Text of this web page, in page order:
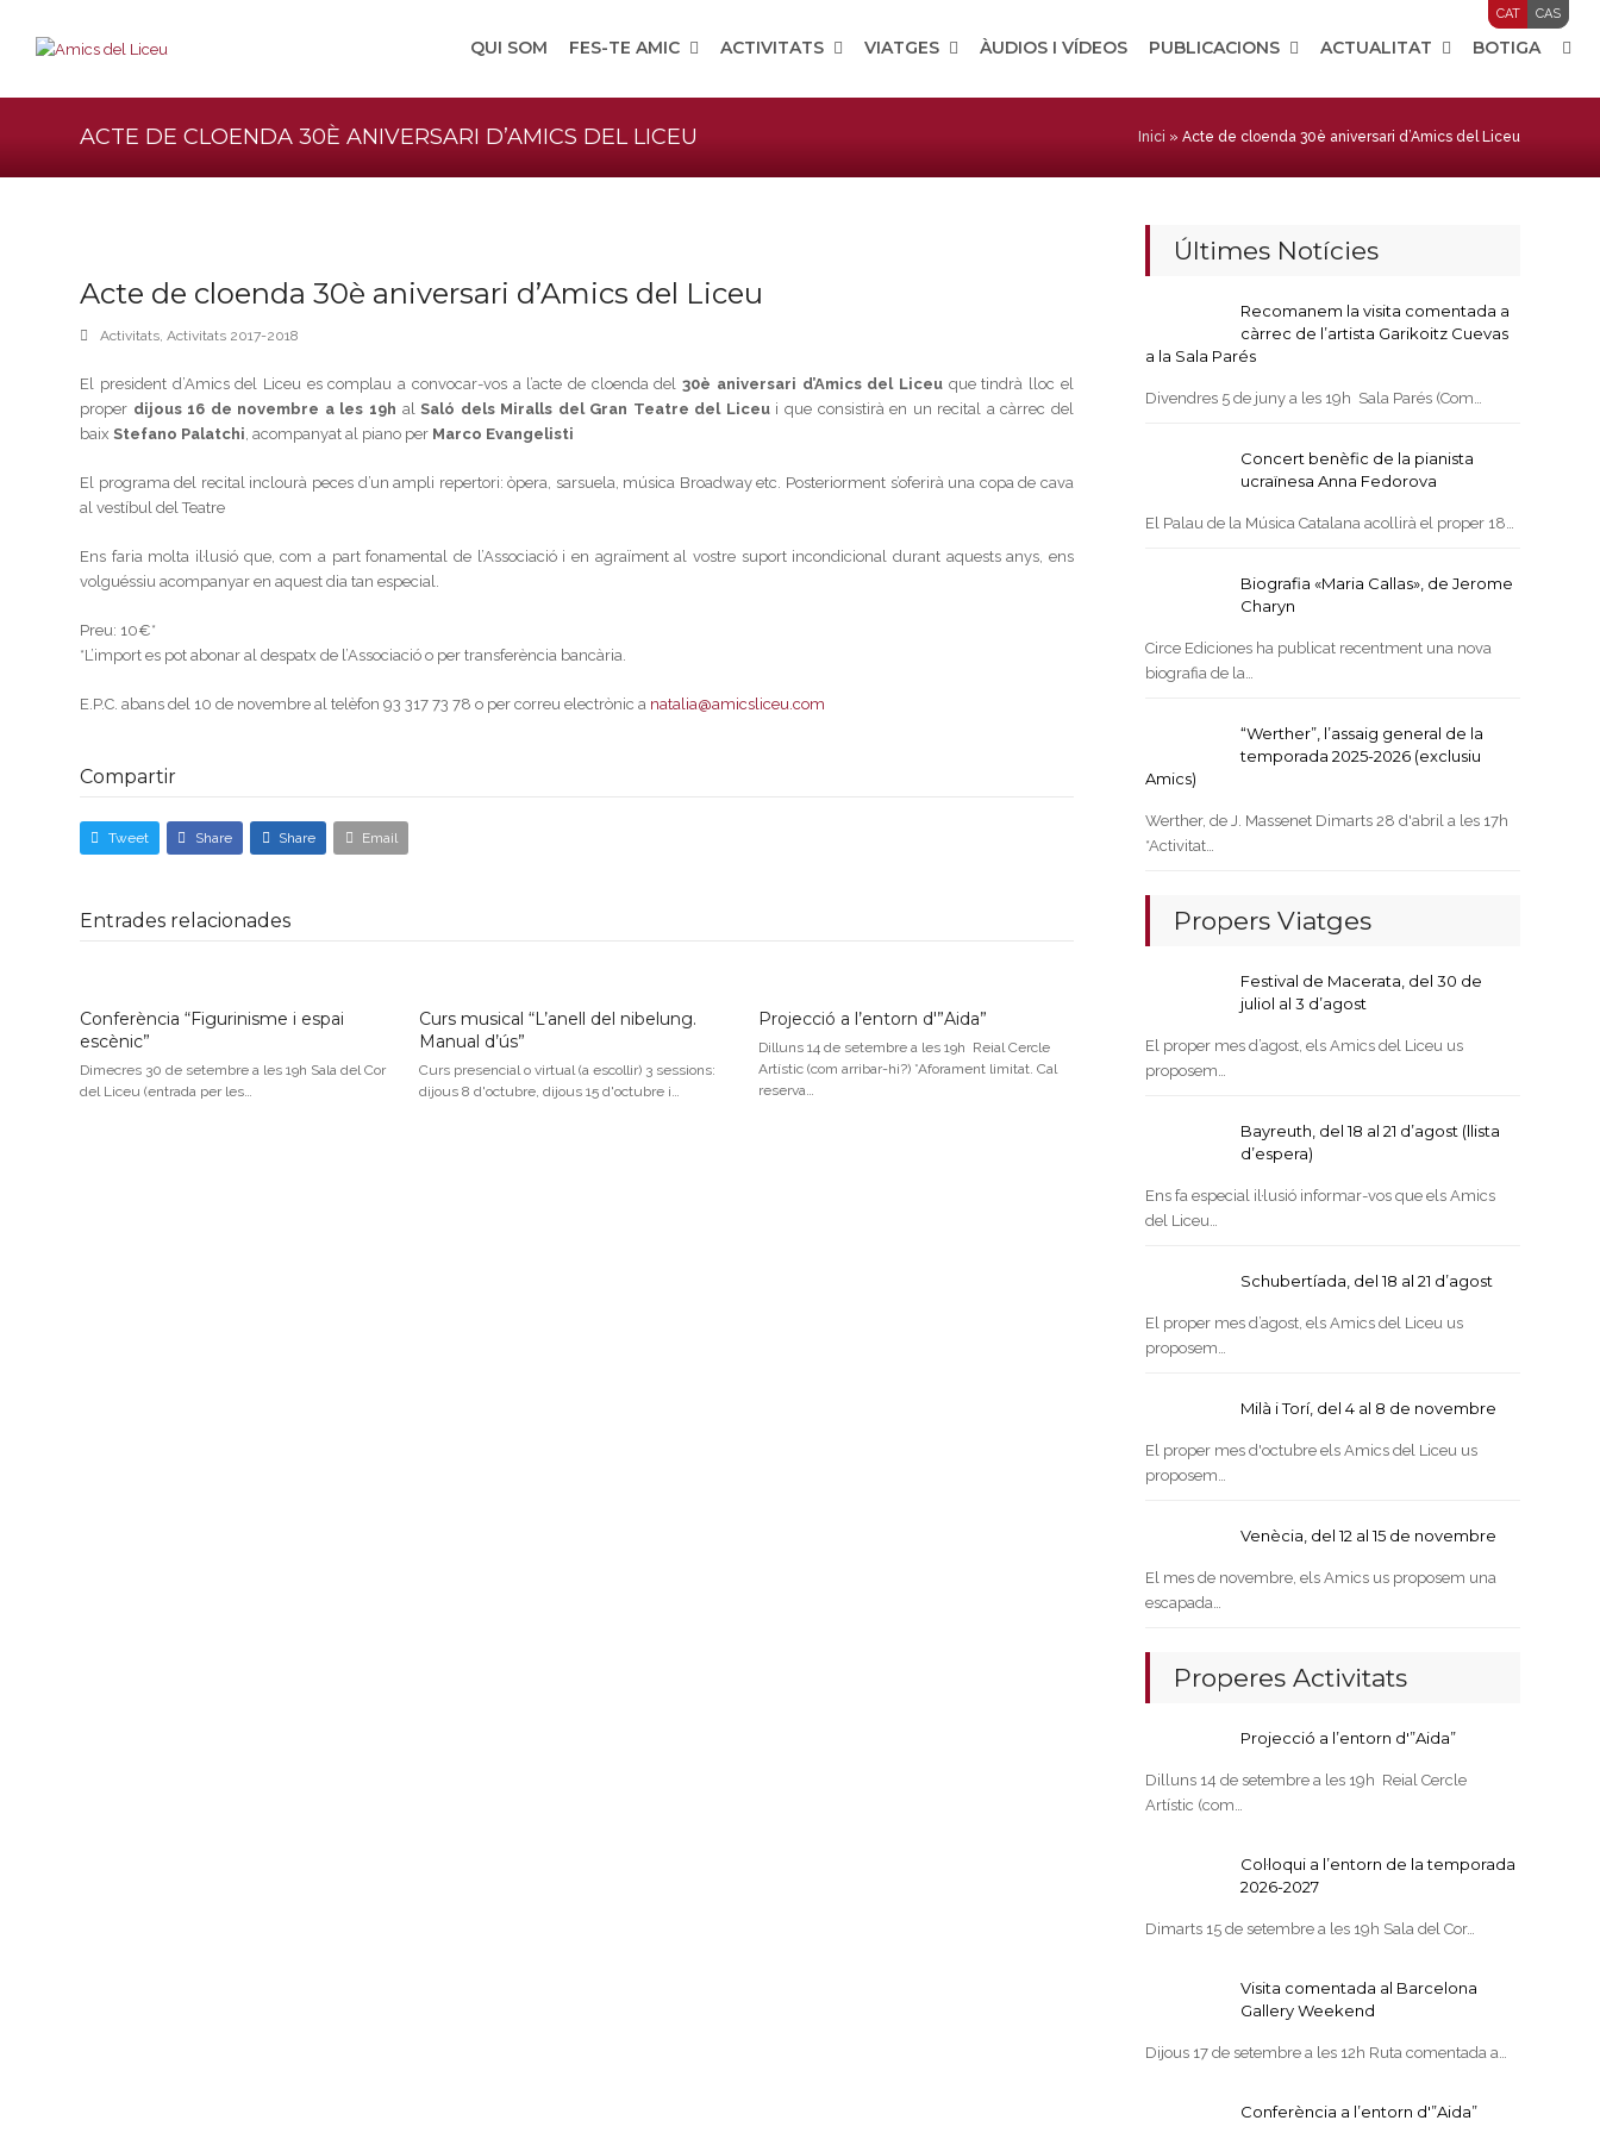
CAT CAS
QUI SOM FES-TE AMIC ACTIVITATS VIATGES ÀUDIOS I VÍDEOS PUBLICACIONS ACTUALITAT BOTIGA
ACTE DE CLOENDA 30È ANIVERSARI D’AMICS DEL LICEU Inici » Acte de cloenda 30è aniversari d’Amics del Liceu
Acte de cloenda 30è aniversari d’Amics del Liceu
Activitats,Activitats 2017-2018
El president d’Amics del Liceu es complau a convocar-vos a l’acte de cloenda del30è aniversari d’Amics del Liceuque tindrà lloc el
proper dijous 16 de novembre a les 19h alSaló dels Miralls del Gran Teatre del Liceui que consistirà en un recital a càrrec del
baixStefano Palatchi, acompanyat al piano per Marco Evangelisti
El programa del recital inclourà peces d’un ampli repertori: òpera, sarsuela, música Broadway etc. Posteriorment s’oferirà una copa de cava
al vestíbul del Teatre
Ens faria molta il·lusió que, com a part fonamental de l’Associació i en agraïment al vostre suport incondicional durant aquests anys, ens
volguéssiu acompanyar en aquest dia tan especial.
Preu: 10€*
*L’import es pot abonar al despatx de l’Associació o per transferència bancària.
E.P.C. abans del 10 de novembre al telèfon 93 317 73 78 o per correu electrònic a natalia@amicsliceu.com
Compartir
Tweet Share Share Email
Entrades relacionades
Conferència “Figurinisme i espai
escènic”
Dimecres 30 de setembre a les 19h Sala del Cor
del Liceu (entrada per les…
Curs musical “L’anell del nibelung.
Manual d’ús”
Curs presencial o virtual (a escollir) 3 sessions:
dijous 8 d'octubre, dijous 15 d'octubre i…
Projecció a l’entorn d'”Aida”
Dilluns 14 de setembre a les 19h Reial Cercle
Artístic (com arribar-hi?) *Aforament limitat. Cal
reserva…
Últimes Notícies
Recomanem la visita comentada a
càrrec de l’artista Garikoitz Cuevas
a la Sala Parés
Divendres 5 de juny a les 19h Sala Parés (Com…
Concert benèfic de la pianista
ucraïnesa Anna Fedorova
El Palau de la Música Catalana acollirà el proper 18…
Biografia «Maria Callas», de Jerome
Charyn
Circe Ediciones ha publicat recentment una nova
biografia de la…
“Werther”, l’assaig general de la
temporada 2025-2026 (exclusiu
Amics)
Werther, de J. Massenet Dimarts 28 d'abril a les 17h
*Activitat…
Propers Viatges
Festival de Macerata, del 30 de
juliol al 3 d’agost
El proper mes d’agost, els Amics del Liceu us
proposem…
Bayreuth, del 18 al 21 d’agost (llista
d’espera)
Ens fa especial il·lusió informar-vos que els Amics
del Liceu…
Schubertíada, del 18 al 21 d’agost
El proper mes d’agost, els Amics del Liceu us
proposem…
Milà i Torí, del 4 al 8 de novembre
El proper mes d'octubre els Amics del Liceu us
proposem…
Venècia, del 12 al 15 de novembre
El mes de novembre, els Amics us proposem una
escapada…
Properes Activitats
Projecció a l’entorn d'”Aida”
Dilluns 14 de setembre a les 19h Reial Cercle
Artístic (com…
Col·loqui a l’entorn de la temporada
2026-2027
Dimarts 15 de setembre a les 19h Sala del Cor…
Visita comentada al Barcelona
Gallery Weekend
Dijous 17 de setembre a les 12h Ruta comentada a…
Conferència a l’entorn d'”Aida”